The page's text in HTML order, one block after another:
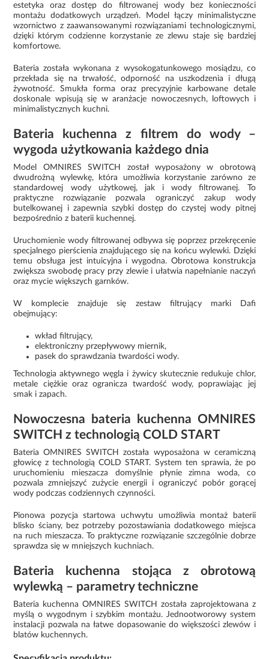
estetyka oraz dostęp do filtrowanej wody bez konieczności
montażu dodatkowych urządzeń. Model łączy minimalistyczne
wzornictwo z zaawansowanymi rozwiązaniami technologicznymi,
dzięki którym codzienne korzystanie ze zlewu staje się bardziej
komfortowe.
Bateria została wykonana z wysokogatunkowego mosiądzu, co
przekłada się na trwałość, odporność na uszkodzenia i długą
żywotność. Smukła forma oraz precyzyjnie karbowane detale
doskonale wpisują się w aranżacje nowoczesnych, loftowych i
minimalistycznych kuchni.
Bateria kuchenna z filtrem do wody –
wygoda użytkowania każdego dnia
Model OMNIRES SWITCH został wyposażony w obrotową
dwudrożną wylewkę, która umożliwia korzystanie zarówno ze
standardowej wody użytkowej, jak i wody filtrowanej. To
praktyczne rozwiązanie pozwala ograniczyć zakup wody
butelkowanej i zapewnia szybki dostęp do czystej wody pitnej
bezpośrednio z baterii kuchennej.
Uruchomienie wody filtrowanej odbywa się poprzez przekręcenie
specjalnego pierścienia znajdującego się na końcu wylewki. Dzięki
temu obsługa jest intuicyjna i wygodna. Obrotowa konstrukcja
zwiększa swobodę pracy przy zlewie i ułatwia napełnianie naczyń
oraz mycie większych garnków.
W komplecie znajduje się zestaw filtrujący marki Dafi
obejmujący:
wkład filtrujący,
elektroniczny przepływowy miernik,
pasek do sprawdzania twardości wody.
Technologia aktywnego węgla i żywicy skutecznie redukuje chlor,
metale ciężkie oraz ogranicza twardość wody, poprawiając jej
smak i zapach.
Nowoczesna bateria kuchenna OMNIRES
SWITCH z technologią COLD START
Bateria OMNIRES SWITCH została wyposażona w ceramiczną
głowicę z technologią COLD START. System ten sprawia, że po
uruchomieniu mieszacza domyślnie płynie zimna woda, co
pozwala zmniejszyć zużycie energii i ograniczyć pobór gorącej
wody podczas codziennych czynności.
Pionowa pozycja startowa uchwytu umożliwia montaż baterii
blisko ściany, bez potrzeby pozostawiania dodatkowego miejsca
na ruch mieszacza. To praktyczne rozwiązanie szczególnie dobrze
sprawdza się w mniejszych kuchniach.
Bateria kuchenna stojąca z obrotową
wylewką – parametry techniczne
Bateria kuchenna OMNIRES SWITCH została zaprojektowana z
myślą o wygodnym i szybkim montażu. Jednootworowy system
instalacji pozwala na łatwe dopasowanie do większości zlewów i
blatów kuchennych.